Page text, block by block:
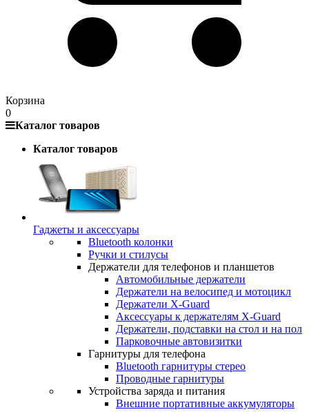
Корзина
0
Каталог товаров
Каталог товаров
Гаджеты и аксессуары
Bluetooth колонки
Ручки и стилусы
Держатели для телефонов и планшетов
Автомобильные держатели
Держатели на велосипед и мотоцикл
Держатели X-Guard
Аксессуары к держателям X-Guard
Держатели, подставки на стол и на пол
Парковочные автовизитки
Гарнитуры для телефона
Bluetooth гарнитуры стерео
Проводные гарнитуры
Устройства заряда и питания
Внешние портативные аккумуляторы